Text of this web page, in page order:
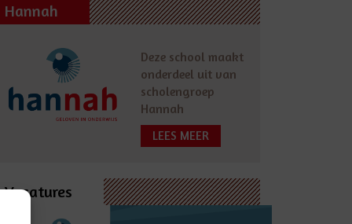
Hannah
Deze school maakt
onderdeel uit van
scholengroep
Hannah
LEES MEER
Vacatures